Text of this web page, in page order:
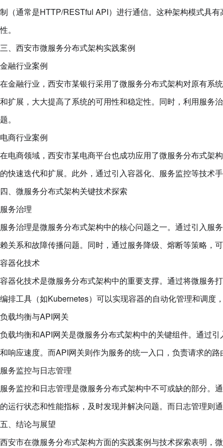
制（通常是HTTP/RESTful API）进行通信。这种架构模式具
性。
三、西安市微服务分布式架构实践案例
金融行业案例
在金融行业，西安市某银行采用了微服务分布式架构对原有系
和扩展，大大提高了系统的可用性和稳定性。同时，利用服务
题。
电商行业案例
在电商领域，西安市某电商平台也成功应用了微服务分布式架
的快速迭代和扩展。此外，通过引入容器化、服务监控等技术
四、微服务分布式架构关键技术探索
服务治理
服务治理是微服务分布式架构中的核心问题之一。通过引入服
赖关系和故障传播问题。同时，通过服务降级、熔断等策略，
容器化技术
容器化技术是微服务分布式架构中的重要支撑。通过将微服务
编排工具（如Kubernetes）可以实现容器的自动化管理和调度
负载均衡与API网关
负载均衡和API网关是微服务分布式架构中的关键组件。通过
和响应速度。而API网关则作为服务的统一入口，负责请求的
服务监控与日志管理
服务监控和日志管理是微服务分布式架构中不可或缺的部分。
的运行状态和性能指标，及时发现并解决问题。而日志管理则
五、结论与展望
西安市在微服务分布式架构方面的实践案例与技术探索表明，